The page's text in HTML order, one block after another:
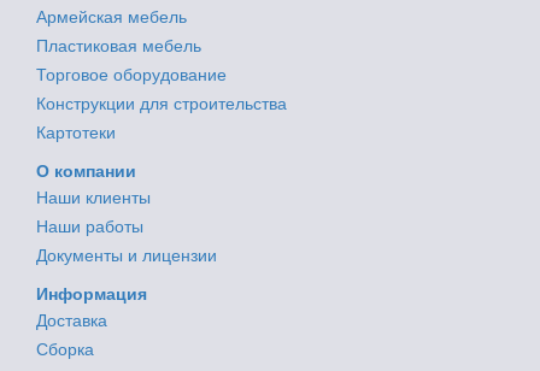
Армейская мебель
Пластиковая мебель
Торговое оборудование
Конструкции для строительства
Картотеки
О компании
Наши клиенты
Наши работы
Документы и лицензии
Информация
Доставка
Сборка